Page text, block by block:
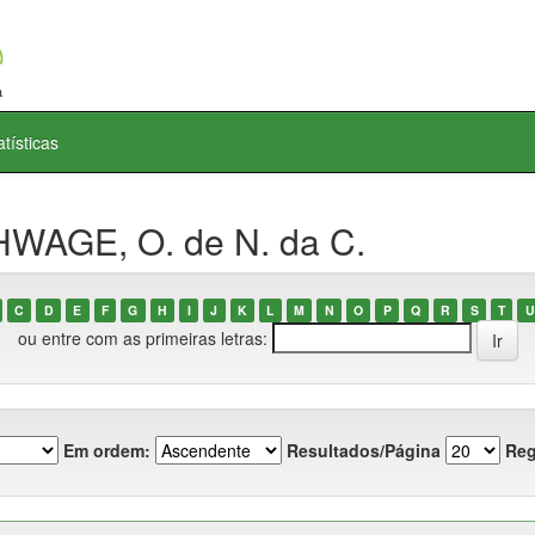
O. de N. da C.
C D E F G H I J K L M N O P Q R S T U
ou entre com as primeiras letras:
Em ordem: Resultados/Página